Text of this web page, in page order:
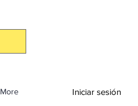
More Iniciar sesión